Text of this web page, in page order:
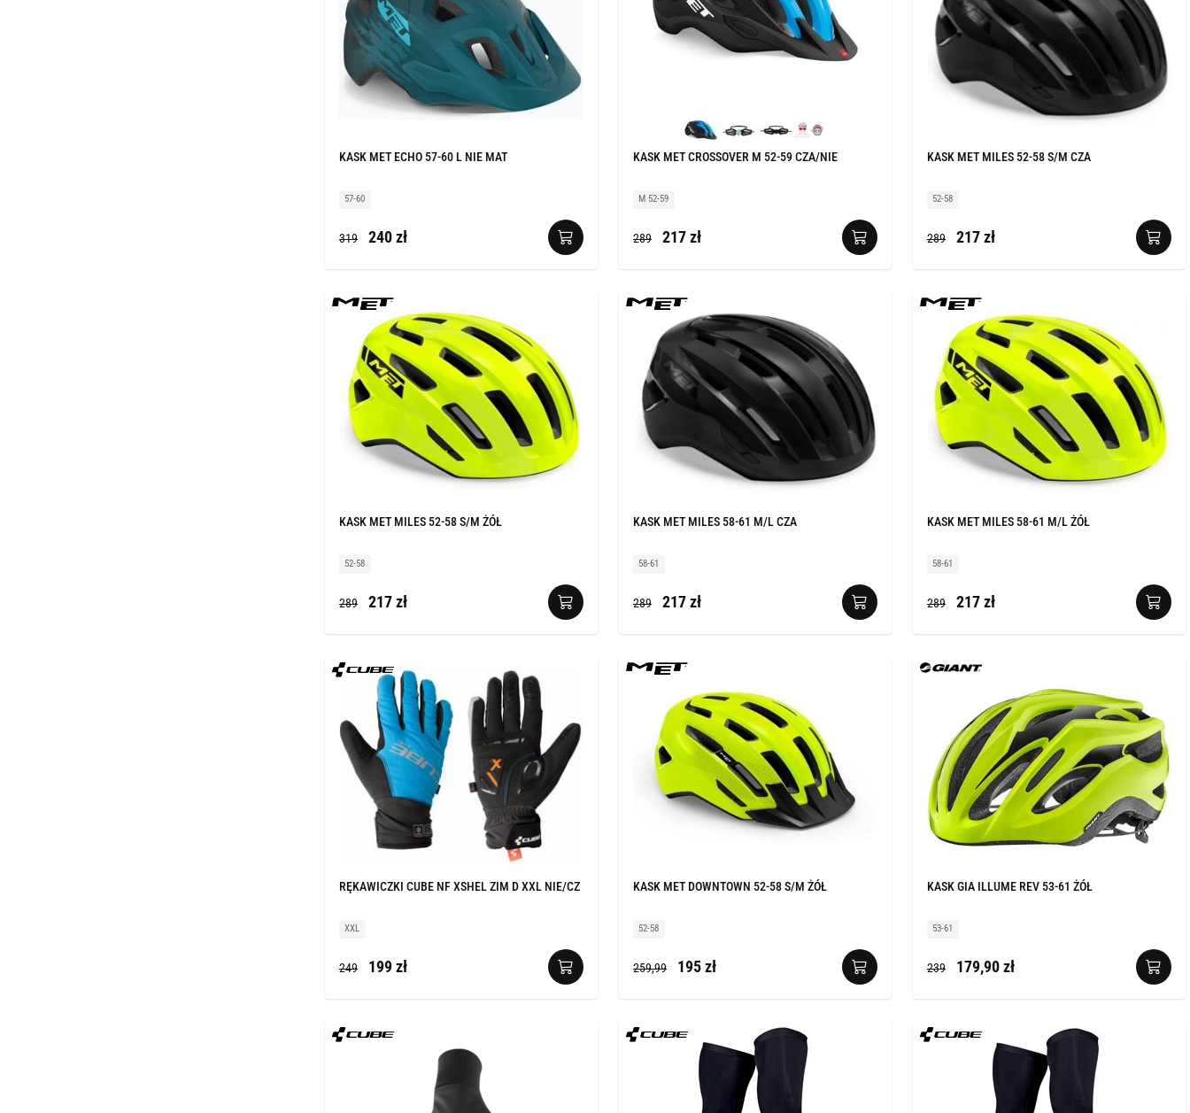
KASK MET ECHO 57-60 L NIE MAT
57-60
319 240 zł
KASK MET CROSSOVER M 52-59 CZA/NIE
M 52-59
289 217 zł
KASK MET MILES 52-58 S/M CZA
52-58
289 217 zł
KASK MET MILES 52-58 S/M ŻÓŁ
52-58
289 217 zł
KASK MET MILES 58-61 M/L CZA
58-61
289 217 zł
KASK MET MILES 58-61 M/L ŻÓŁ
58-61
289 217 zł
RĘKAWICZKI CUBE NF XSHEL ZIM D XXL NIE/CZ
XXL
249 199 zł
KASK MET DOWNTOWN 52-58 S/M ŻÓŁ
52-58
259,99 195 zł
KASK GIA ILLUME REV 53-61 ŻÓŁ
53-61
239 179,90 zł